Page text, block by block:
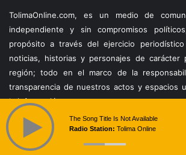
TolimaOnline.com, es un medio de
independiente y sin compromisos
propósito a través del ejercicio
noticias, historias y personajes de carácter
región; todo en el marco de la
transparencia de nuestros actos y espacios
la información.
Contáctenos:
The Song Title Is Not Available
Radio Station: Tolima Online